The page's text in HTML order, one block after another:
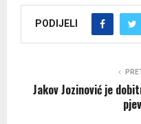
PODIJELI
Jakov Jozinović je